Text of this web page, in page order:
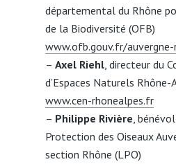
départemental du Rhône
de la Biodiversité (OFB)
www.ofb.gouv.fr/
– Axel Riehl, directeur du
d’Espaces Naturels Rhône-
www.cen-rhonealpes.fr
– Philippe Rivière ,
Protection des Oiseaux
section Rhône (LPO)